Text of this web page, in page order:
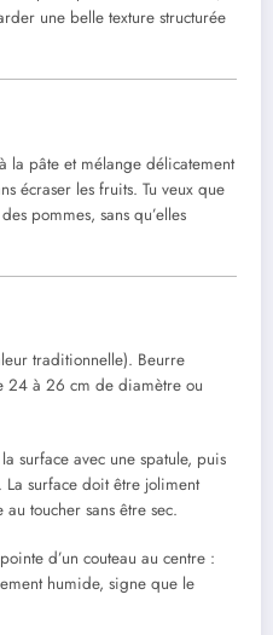
une belle texture structurée
la pâte et mélange délicatement
écraser les fruits. Tu veux que
pommes, sans qu’elles
traditionnelle). Beurre
24 à 26 cm de diamètre ou
surface avec une spatule, puis
. La surface doit être joliment
toucher sans être sec.
d’un couteau au centre :
humide, signe que le